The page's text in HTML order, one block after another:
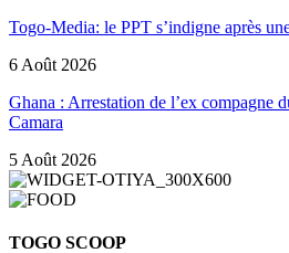
Togo-Media: le PPT s’indigne après
6 Août 2026
Ghana : Arrestation de l’ex compagne
Camara
5 Août 2026
TOGO SCOOP